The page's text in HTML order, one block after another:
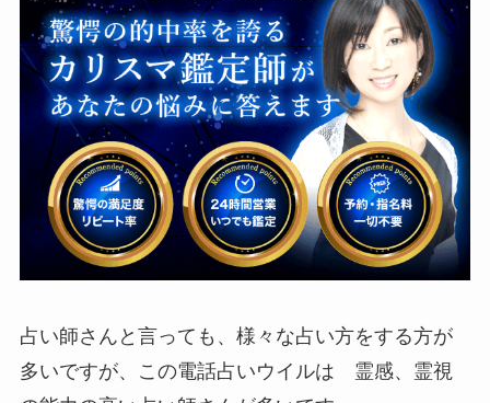
占い師さんと言っても、様々な占い方をする方が
多いですが、この電話占いウイルは 霊感、霊視